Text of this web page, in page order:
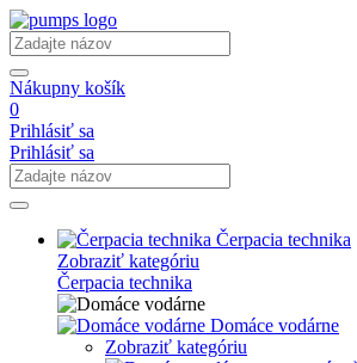
Nákupny košík
0
Prihlásiť sa
Prihlásiť sa
Čerpacia technika
Zobraziť kategóriu
Čerpacia technika
Domáce vodárne
Zobraziť kategóriu